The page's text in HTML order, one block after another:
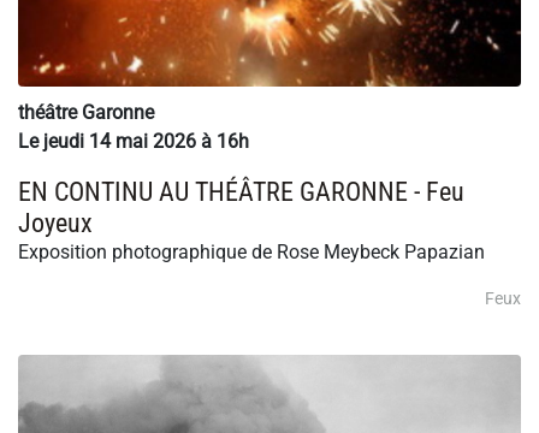
théâtre Garonne
Le jeudi 14 mai 2026 à 16h
EN CONTINU AU THÉÂTRE GARONNE - Feu
Joyeux
Exposition photographique de Rose Meybeck Papazian
Feux